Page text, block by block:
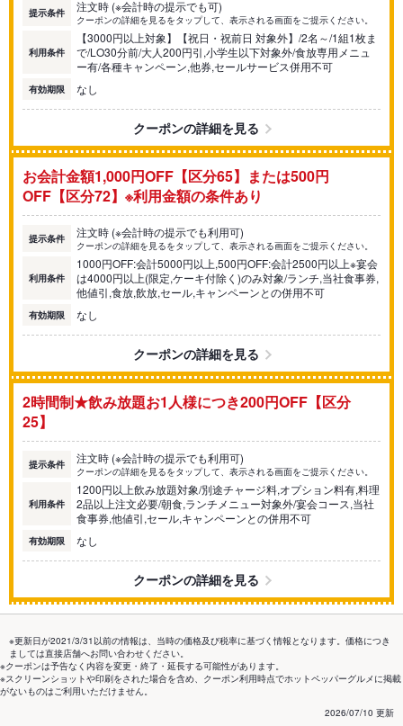
提示条件 注文時 (※会計時の提示でも可)
クーポンの詳細を見るをタップして、表示される画面をご提示ください。
利用条件
【3000円以上対象】【祝日・祝前日 対象外】/2名～/1組1枚ま
で/LO30分前/大人200円引,小学生以下対象外/食放専用メニュ
ー有/各種キャンペーン,他券,セールサービス併用不可
有効期限 なし
クーポンの詳細を見る
お会計金額1,000円OFF【区分65】または500円
OFF【区分72】※利用金額の条件あり
提示条件 注文時 (※会計時の提示でも利用可)
クーポンの詳細を見るをタップして、表示される画面をご提示ください。
利用条件
1000円OFF:会計5000円以上,500円OFF:会計2500円以上※宴会
は4000円以上(限定,ケーキ付除く)のみ対象/ランチ,当社食事券,
他値引,食放,飲放,セール,キャンペーンとの併用不可
有効期限 なし
クーポンの詳細を見る
2時間制★飲み放題お1人様につき200円OFF【区分
25】
提示条件 注文時 (※会計時の提示でも利用可)
クーポンの詳細を見るをタップして、表示される画面をご提示ください。
利用条件
1200円以上飲み放題対象/別途チャージ料,オプション料有,料理
2品以上注文必要/朝食,ランチメニュー対象外/宴会コース,当社
食事券,他値引,セール,キャンペーンとの併用不可
有効期限 なし
クーポンの詳細を見る
※更新日が2021/3/31以前の情報は、当時の価格及び税率に基づく情報となります。価格につき
ましては直接店舗へお問い合わせください。
※クーポンは予告なく内容を変更・終了・延長する可能性があります。
※スクリーンショットや印刷をされた場合を含め、クーポン利用時点でホットペッパーグルメに掲載
がないものはご利用いただけません。
2026/07/10 更新